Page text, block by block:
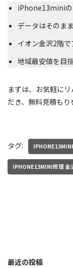
iPhone13miniの
データはそのま
イオン金沢2階
地域最安値を目
まずは、お気軽に
だき、無料見積もり
タグ:
IPHONE13MINI修理 金
最近の投稿